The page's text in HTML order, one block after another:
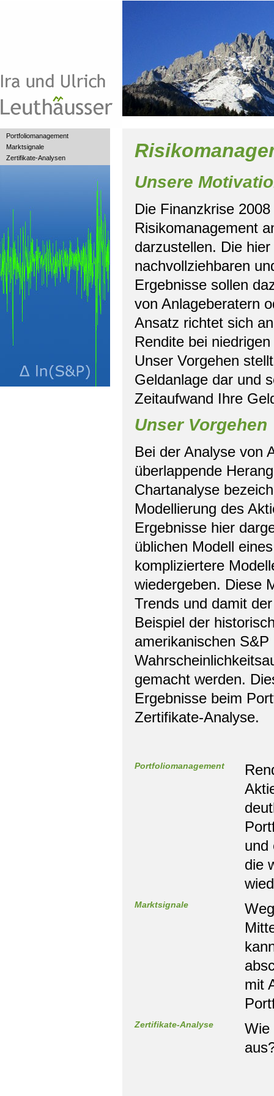
Portfoliomanagement
Marktsignale
Zertifikate-Analysen
Unsere
Die Finanzkrise
Risikomanagement
darzustellen. Die
nachvollziehbaren
Ergebnisse sollen
von Anlageberatern
Ansatz richtet sich
Rendite bei
Unser Vorgehen
Geldanlage dar und
Zeitaufwand Ihre
Unser Vorgehen
Bei der Analyse von
überlappende
Chartanalyse
Modellierung des
Ergebnisse hier
üblichen Modell
kompliziertere
wiedergeben. Diese
Trends und damit
Beispiel der
amerikanischen
gemacht werden.
Ergebnisse beim
Zertifikate-Analyse.
Portfoliomanagement
und
die
Marktsignale
mit
Zertifikate-Analyse
Wie